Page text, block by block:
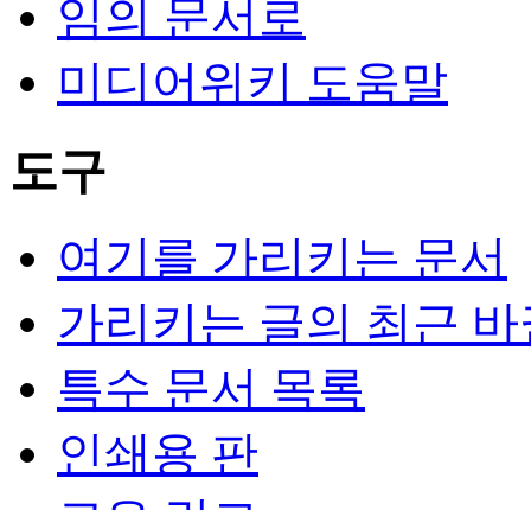
임의 문서로
미디어위키 도움말
도구
여기를 가리키는 문서
가리키는 글의 최근 바
특수 문서 목록
인쇄용 판